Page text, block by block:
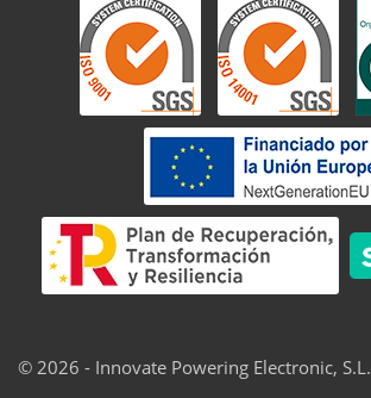
© 2026 - Innovate Powering Electronic, S.L.